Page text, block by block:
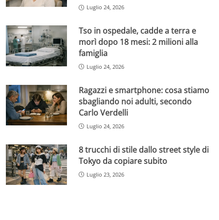
Luglio 24, 2026
Tso in ospedale, cadde a terra e
morì dopo 18 mesi: 2 milioni alla
famiglia
Luglio 24, 2026
Ragazzi e smartphone: cosa stiamo
sbagliando noi adulti, secondo
Carlo Verdelli
Luglio 24, 2026
8 trucchi di stile dallo street style di
Tokyo da copiare subito
Luglio 23, 2026